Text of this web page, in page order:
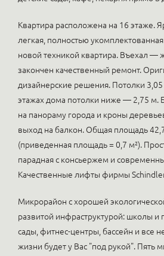
Квартира расположена на 16 этаже.
легкая, полностью
новой техникой квартира. Въехал —
закончен качественный ремонт.
дизайнерские решения. Потолки 3,05
этажах дома потолки ниже — 2,75 м.
на панораму города и кроны
выход на балкон. Общая площадь
(приведенная площадь = 0,7 м²).
парадная с консьержем и
Качественные лифты фирмы
Микрорайон с хорошей
развитой инфраструктурой: школы и
сады, фитнес-центры, бассейн и все
жизни будет у Вас "под рукой". Пять